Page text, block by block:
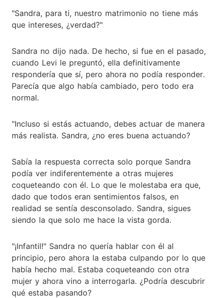
"Sandra, para ti, nuestro matrimonio no tiene más
que intereses, ¿verdad?"
Sandra no dijo nada. De hecho, si fue en el pasado,
cuando Levi le preguntó, ella definitivamente
respondería que sí, pero ahora no podía responder.
Parecía que algo había cambiado, pero todo era
normal.
"Incluso si estás actuando, debes actuar de manera
más realista. Sandra, ¿no eres buena actuando?
Sabía la respuesta correcta solo porque Sandra
podía ver indiferentemente a otras mujeres
coqueteando con él. Lo que le molestaba era que,
dado que todos eran sentimientos falsos, en
realidad se sentía desconsolado. Sandra, sigues
siendo la que solo me hace la vista gorda.
"¡Infantil!" Sandra no quería hablar con él al
principio, pero ahora la estaba culpando por lo que
había hecho mal. Estaba coqueteando con otra
mujer y ahora vino a interrogarla. ¿Podría descubrir
qué estaba pasando?